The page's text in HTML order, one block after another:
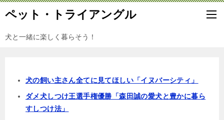
ペット・トライアングル
犬と一緒に楽しく暮らそう！
犬の飼い主さん全てに見てほしい「イヌバーシティ」
ダメ犬しつけ王選手権優勝「森田誠の愛犬と豊かに暮ら
すしつけ法」